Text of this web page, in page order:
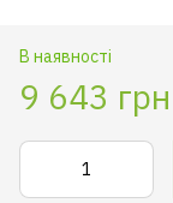
В наявності
9 643 грн